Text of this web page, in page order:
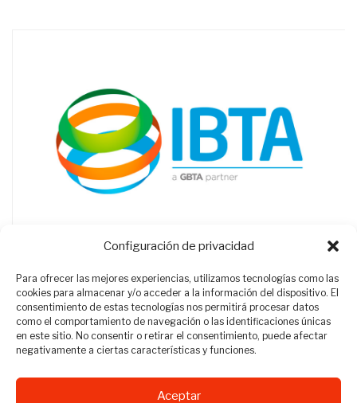
Configuración de privacidad
Para ofrecer las mejores experiencias, utilizamos tecnologías como las
cookies para almacenar y/o acceder a la información del dispositivo. El
consentimiento de estas tecnologías nos permitirá procesar datos
como el comportamiento de navegación o las identificaciones únicas
en este sitio. No consentir o retirar el consentimiento, puede afectar
negativamente a ciertas características y funciones.
Aceptar